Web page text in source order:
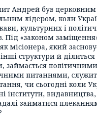
Андрей був церковним
лідером, коли
культурних і
Під «законом
місіонера, який
структури й ділиться
займається політичними
питаннями,
чи сьогодні коли
інститути,
займатися